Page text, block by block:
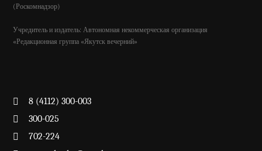
(Роскомнадзор)
Учредитель и издатель: Автономная некоммерческая организация
«Редакционная группа «Якутск вечерний»
8 (4112) 300-003
300-025
702-224